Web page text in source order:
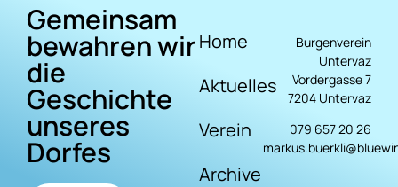
Gemeinsam
bewahren wir
die
Geschichte
unseres
Dorfes
Burgenverein
Untervaz
Vordergasse 7
7204 Untervaz
079 657 20 26
Home
Aktuelles
Verein
Archive